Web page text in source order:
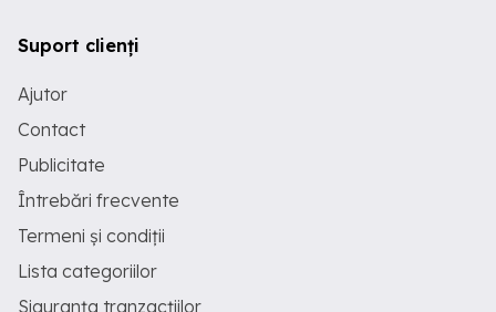
Suport clienți
Ajutor
Contact
Publicitate
Întrebări frecvente
Termeni și condiții
Lista categoriilor
Siguranța tranzacțiilor